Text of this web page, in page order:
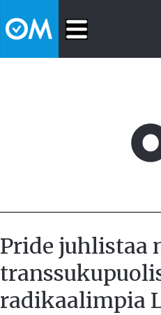
Pride juhlistaa
radikaalimpia